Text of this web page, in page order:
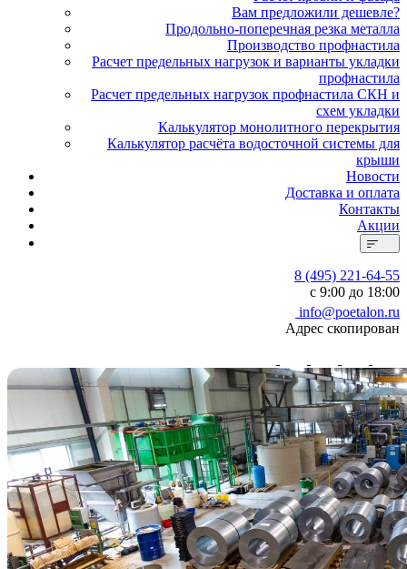
Вам предложили дешевле?
Продольно-поперечная резка металла
Производство профнастила
Расчет предельных нагрузок и варианты укладки
профнастила
Расчет предельных нагрузок профнастила СКН и
схем укладки
Калькулятор монолитного перекрытия
Калькулятор расчёта водосточной системы для
крыши
Новости
Доставка и оплата
Контакты
Акции
8 (495) 221-64-55
с 9:00 до 18:00
info@poetalon.ru
Адрес скопирован